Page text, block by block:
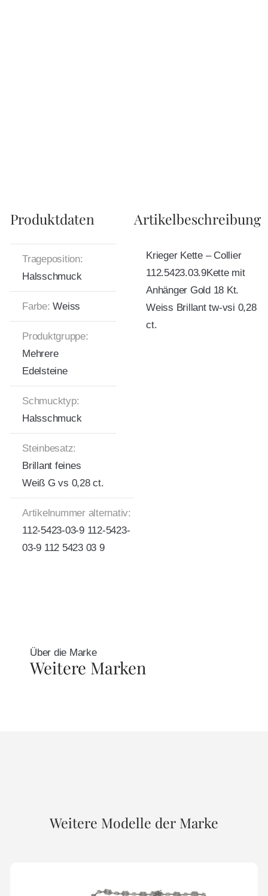
Produktdaten
Trageposition:
Halsschmuck
Farbe: Weiss
Produktgruppe:
Mehrere
Edelsteine
Schmucktyp:
Halsschmuck
Steinbesatz:
Brillant feines
Weiß G vs 0,28 ct.
Artikelnummer alternativ:
112-5423-03-9 112-5423-
03-9 112 5423 03 9
Artikelbeschreibung
Krieger Kette – Collier
112.5423.03.9Kette mit
Anhänger Gold 18 Kt.
Weiss Brillant tw-vsi 0,28
ct.
Über die Marke
Weitere Marken
Weitere Modelle der Marke